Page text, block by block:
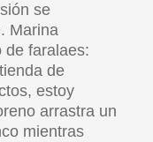
se
Marina
de faralaes:
de
estoy
arrastra un
mientras